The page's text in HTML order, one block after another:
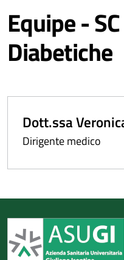
Equipe -
Diabetiche
Dott.ssa
Dirigente medico